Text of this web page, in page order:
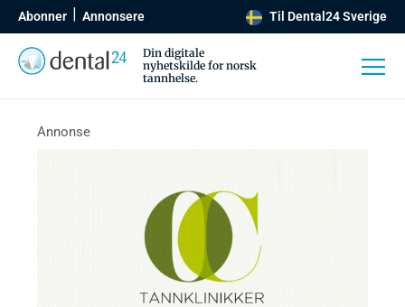
Abonner Annonsere Til Dental24 Sverige
Din digitale
nyhetskilde for norsk
tannhelse.